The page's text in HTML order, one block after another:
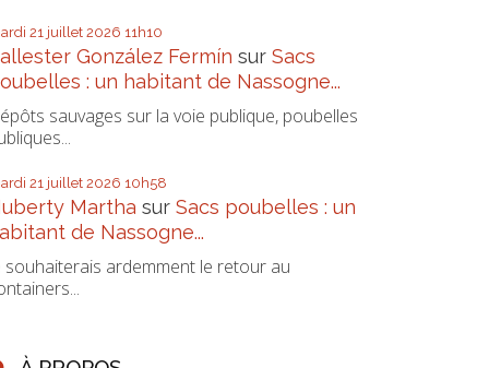
21 juillet 2026 11h10
González Fermín surSacs
: un habitant de Nassogne...
sauvages sur la voie publique, poubelles
21 juillet 2026 10h58
Martha surSacs poubelles : un
de Nassogne...
souhaiterais ardemment le retour au